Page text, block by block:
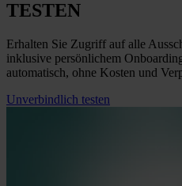
TESTEN
Erhalten Sie Zugriff auf alle
inklusive persönlichem
automatisch, ohne Kosten und
Unverbindlich testen